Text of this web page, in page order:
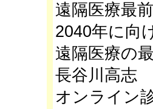
遠隔医療最
2040年に向
遠隔医療の
長谷川高志
オンライン